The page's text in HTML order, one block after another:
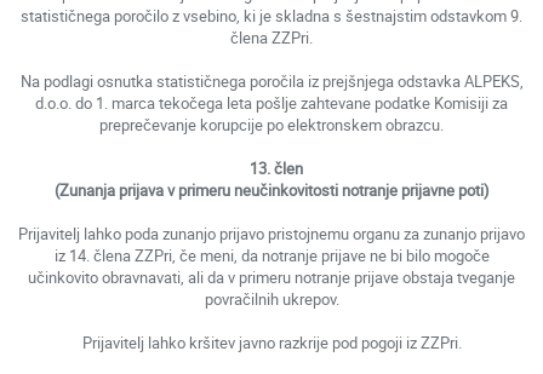
statističnega poročilo z vsebino, ki je skladna s šestnajstim odstavkom 9.
člena ZZPri.
Na podlagi osnutka statističnega poročila iz prejšnjega odstavka ALPEKS,
d.o.o. do 1. marca tekočega leta pošlje zahtevane podatke Komisiji za
preprečevanje korupcije po elektronskem obrazcu.
13. člen
(Zunanja prijava v primeru neučinkovitosti notranje prijavne poti)
Prijavitelj lahko poda zunanjo prijavo pristojnemu organu za zunanjo prijavo
iz 14. člena ZZPri, če meni, da notranje prijave ne bi bilo mogoče
učinkovito obravnavati, ali da v primeru notranje prijave obstaja tveganje
povračilnih ukrepov.
Prijavitelj lahko kršitev javno razkrije pod pogoji iz ZZPri.